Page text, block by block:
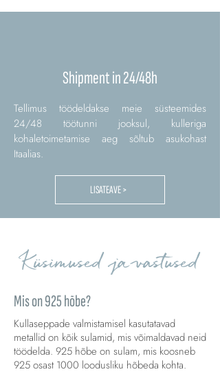
Shipment in 24/48h
Tellimus töödeldakse meie süsteemides
24/48 töötunni jooksul, kulleriga
kohaletoimetamise aeg sõltub asukohast
Itaalias.
LISATEAVE >
Küsimused ja vastused
Mis on 925 hõbe?
Kullaseppade valmistamisel kasutatavad
metallid on kõik sulamid, mis võimaldavad neid
töödelda. 925 hõbe on sulam, mis koosneb
925 osast 1000 loodusliku hõbeda kohta.